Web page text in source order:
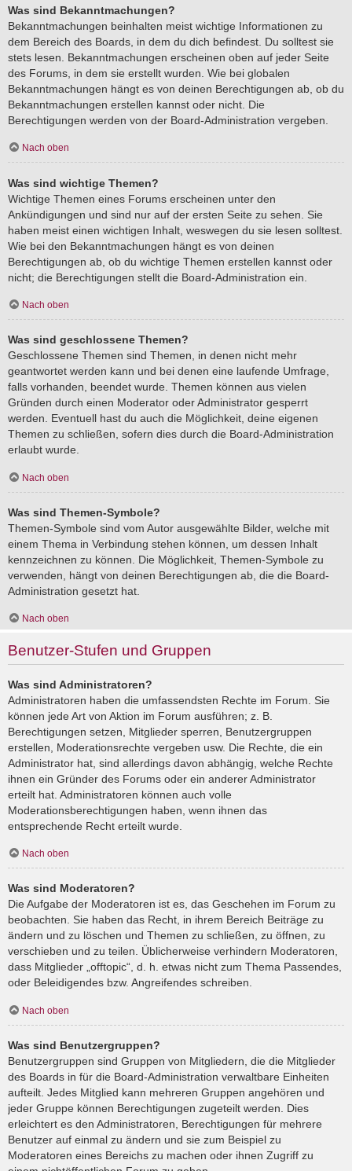
Was sind Bekanntmachungen?
Bekanntmachungen beinhalten meist wichtige Informationen zu
dem Bereich des Boards, in dem du dich befindest. Du solltest sie
stets lesen. Bekanntmachungen erscheinen oben auf jeder Seite
des Forums, in dem sie erstellt wurden. Wie bei globalen
Bekanntmachungen hängt es von deinen Berechtigungen ab, ob du
Bekanntmachungen erstellen kannst oder nicht. Die
Berechtigungen werden von der Board-Administration vergeben.
Nach oben
Was sind wichtige Themen?
Wichtige Themen eines Forums erscheinen unter den
Ankündigungen und sind nur auf der ersten Seite zu sehen. Sie
haben meist einen wichtigen Inhalt, weswegen du sie lesen solltest.
Wie bei den Bekanntmachungen hängt es von deinen
Berechtigungen ab, ob du wichtige Themen erstellen kannst oder
nicht; die Berechtigungen stellt die Board-Administration ein.
Nach oben
Was sind geschlossene Themen?
Geschlossene Themen sind Themen, in denen nicht mehr
geantwortet werden kann und bei denen eine laufende Umfrage,
falls vorhanden, beendet wurde. Themen können aus vielen
Gründen durch einen Moderator oder Administrator gesperrt
werden. Eventuell hast du auch die Möglichkeit, deine eigenen
Themen zu schließen, sofern dies durch die Board-Administration
erlaubt wurde.
Nach oben
Was sind Themen-Symbole?
Themen-Symbole sind vom Autor ausgewählte Bilder, welche mit
einem Thema in Verbindung stehen können, um dessen Inhalt
kennzeichnen zu können. Die Möglichkeit, Themen-Symbole zu
verwenden, hängt von deinen Berechtigungen ab, die die Board-
Administration gesetzt hat.
Nach oben
Benutzer-Stufen und Gruppen
Was sind Administratoren?
Administratoren haben die umfassendsten Rechte im Forum. Sie
können jede Art von Aktion im Forum ausführen; z. B.
Berechtigungen setzen, Mitglieder sperren, Benutzergruppen
erstellen, Moderationsrechte vergeben usw. Die Rechte, die ein
Administrator hat, sind allerdings davon abhängig, welche Rechte
ihnen ein Gründer des Forums oder ein anderer Administrator
erteilt hat. Administratoren können auch volle
Moderationsberechtigungen haben, wenn ihnen das
entsprechende Recht erteilt wurde.
Nach oben
Was sind Moderatoren?
Die Aufgabe der Moderatoren ist es, das Geschehen im Forum zu
beobachten. Sie haben das Recht, in ihrem Bereich Beiträge zu
ändern und zu löschen und Themen zu schließen, zu öffnen, zu
verschieben und zu teilen. Üblicherweise verhindern Moderatoren,
dass Mitglieder „offtopic“, d. h. etwas nicht zum Thema Passendes,
oder Beleidigendes bzw. Angreifendes schreiben.
Nach oben
Was sind Benutzergruppen?
Benutzergruppen sind Gruppen von Mitgliedern, die die Mitglieder
des Boards in für die Board-Administration verwaltbare Einheiten
aufteilt. Jedes Mitglied kann mehreren Gruppen angehören und
jeder Gruppe können Berechtigungen zugeteilt werden. Dies
erleichtert es den Administratoren, Berechtigungen für mehrere
Benutzer auf einmal zu ändern und sie zum Beispiel zu
Moderatoren eines Bereichs zu machen oder ihnen Zugriff zu